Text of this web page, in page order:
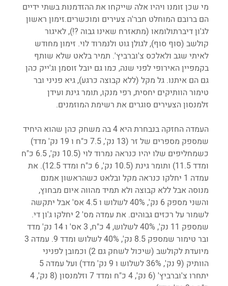
מי שכן זומנו ויהיו אלה שייקחו את ההזדמנות בשתי ידיים
הם ברובם המוחלט חבר'ה צעירים ומוכשרים.זימון ראשון
לג'ון דיברתולומאו (מתאזרח שאינו גבוה ?!), לאיגור
קולשב (סוף סוף), לגולן גוט ולנמרוד לוי. זימון מחודש
לאיתי שגב ולאלכס צ'וברביץ'. תמיר בלאט שלא שותף
בקמפיין האירופי לפני שנה, כמו גם יובל זוסמן וג'ייק כהן
גם הם איתנו. גל מקל (ללא קבוצה כרגע), גיא פניני ובר
טימור הוותיקים יחסית, רפי מנקו, תומר גינת ועידן
זלמנסון הצעירים סוגרים את רשימת המוזמנים.
העמדה החזקה בנבחרת היא 4 בה משחק כהן שהוא היחיד
שמספק מספרים של זר (13 נק', 7.5 כ"ח ו 19 נק' מדד)
כשמחליפים שלו יהיו כנראה נמרוד לוי (10.5 נק', 6.5 כ"ח
ומדד 11.5) ותומר גינת (10.5 נק', 6 כ"ח ומדד 12.5). את
עמדה 1 יחלקו כנראה מקל ובלאט כשהראשון אמנם
מנוסה אבל ללא קבוצה ולא תמיד מהווה איום מבחוץ,
והשני מספק 6 נק', 40% לשלוש ו 4.5 אס' אבל יתקשה
לשמור על רכזים גבוהים. את עמדה מס' 2 יחלקו ג'ון די.
שמספק 11 נק', 40% לשלוש, 4 כ"ח, 3 אס' ו 14 נק' מדד
מיועדת לקולשב (שיכול לשחק גם 2) וכמובן לפניני